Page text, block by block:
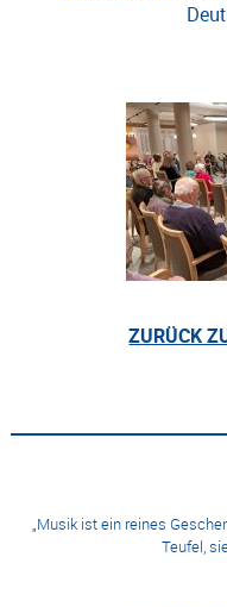
ZURÜCK
„Musik ist ein reines
Teufel,